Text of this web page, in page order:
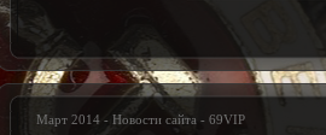
Март 2014 - Новости сайта - 69VIP